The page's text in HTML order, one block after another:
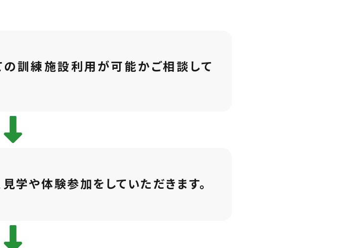
訓練施設利用が可能かご相談して
学や体験参加をしていただきます。